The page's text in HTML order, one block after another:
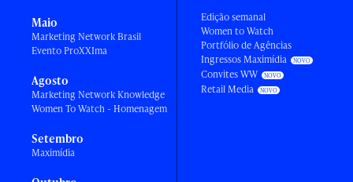
Maio
Marketing Network Brasil
Evento ProXXIma
Agosto
Marketing Network Knowledge
Women To Watch - Homenagem
Setembro
Maximídia
Edição semanal
Women to Watch
Portfólio de Agências
Ingressos Maximídia
Convites WW
Retail Media